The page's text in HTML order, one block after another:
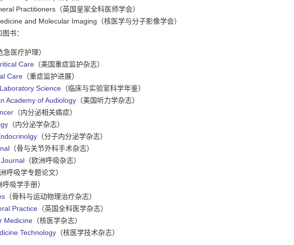
Practitioners（英国皇家全科医师学会）
and Molecular Imaging（核医学与分子影像学会）
书：
急医疗护理）
Care （美国重症监护杂志）
Care （重症监护进展）
Science （临床与实验室科学年鉴）
Academy of Audiology （美国听力学杂志）
（内分泌相关癌症）
（内分泌学杂志）
（分子内分泌学杂志）
（骨与关节外科手术杂志）
（欧洲呼吸杂志）
洲呼吸学专题论文）
呼吸学手册）
（骨科与运动物理治疗杂志）
Practice （英国全科医学杂志）
Medicine （核医学杂志）
Technology （核医学技术杂志）